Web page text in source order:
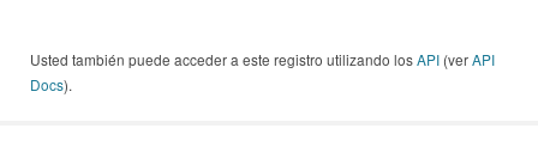
Usted también puede acceder a este registro utilizando losAPI (verAPI
Docs).